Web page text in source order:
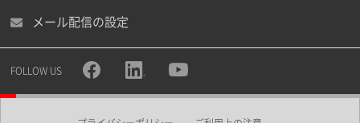
メール配信の設定
FOLLOW US